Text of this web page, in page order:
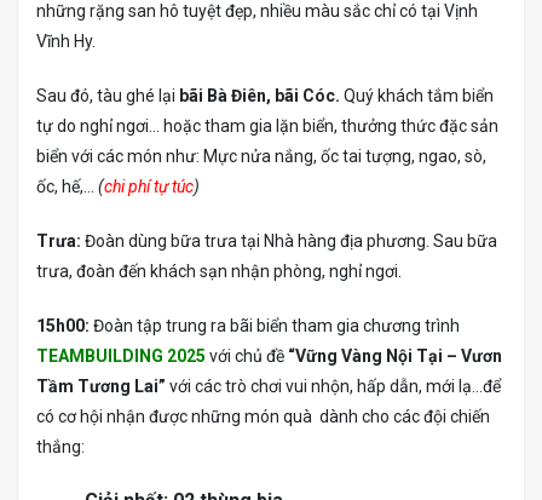
những rặng san hô tuyệt đẹp, nhiều màu sắc chỉ có tại Vịnh
Vĩnh Hy.
Sau đó, tàu ghé lại bãi Bà Điên, bãi Cóc. Quý khách tắm biển
tự do nghỉ ngơi… hoặc tham gia lặn biển, thưởng thức đặc sản
biển với các món như: Mực nửa nắng, ốc tai tượng, ngao, sò,
ốc, hế,… (chi phí tự túc)
Trưa: Đoàn dùng bữa trưa tại Nhà hàng địa phương. Sau bữa
trưa, đoàn đến khách sạn nhận phòng, nghỉ ngơi.
15h00: Đoàn tập trung ra bãi biển tham gia chương trình
TEAMBUILDING 2025 với chủ đề “Vững Vàng Nội Tại – Vươn
Tầm Tương Lai” với các trò chơi vui nhộn, hấp dẫn, mới lạ…để
có cơ hội nhận được những món quà dành cho các đội chiến
thắng: